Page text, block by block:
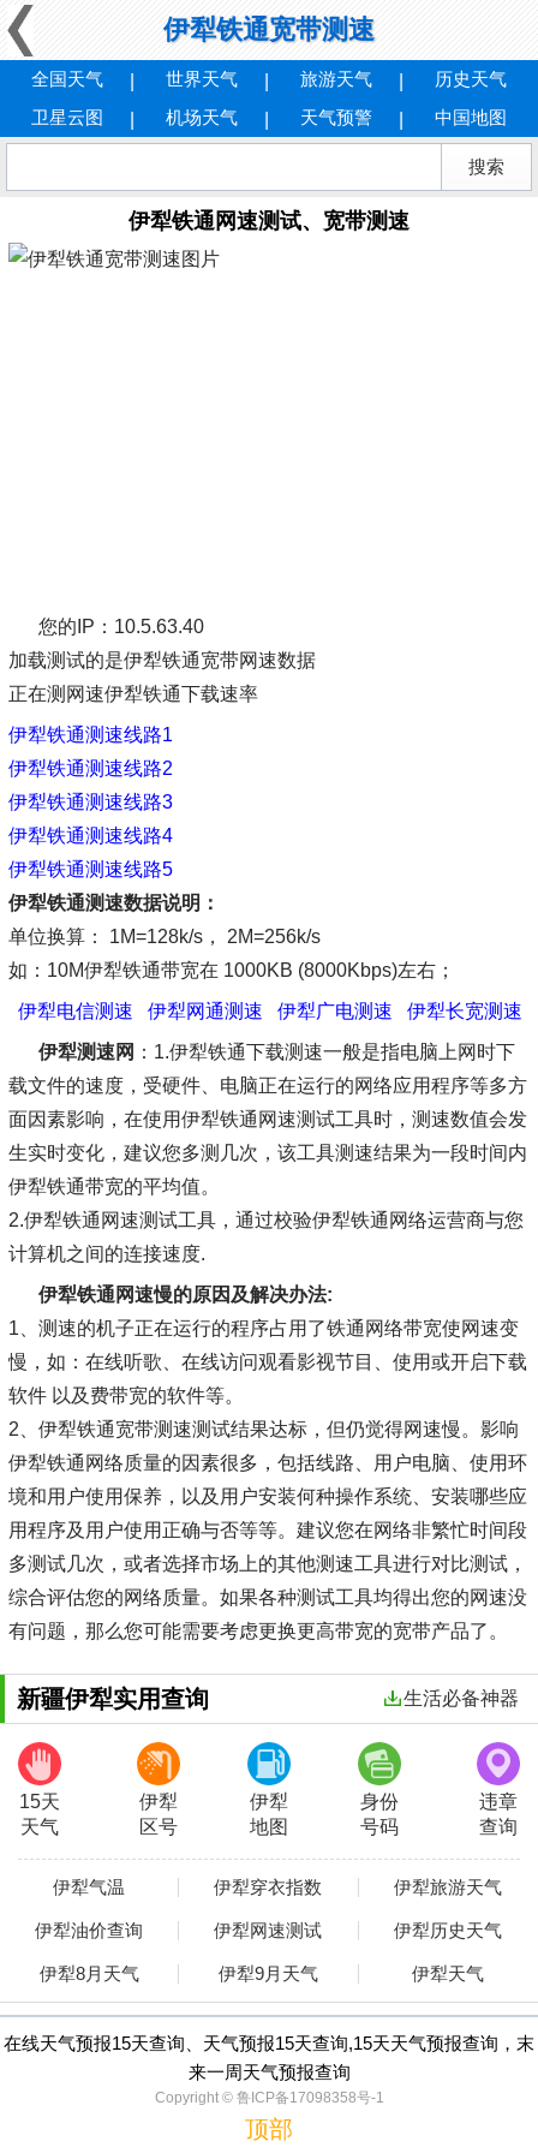
伊犁铁通宽带测速
全国天气 世界天气 旅游天气
历史天气
卫星云图
机场天气 天气预警 中国地图
伊犁铁通网速测试、宽带测速
您的IP：10.5.63.40
加载测试的是伊犁铁通宽带网速数据
正在测网速伊犁铁通下载速率
伊犁铁通测速线路1
伊犁铁通测速线路2
伊犁铁通测速线路3
伊犁铁通测速线路4
伊犁铁通测速线路5
伊犁铁通测速数据说明：
单位换算： 1M=128k/s， 2M=256k/s
如：10M伊犁铁通带宽在 1000KB (8000Kbps)左右；
伊犁电信测速
伊犁网通测速 伊犁广电测速
伊犁长宽测速
伊犁测速网 ：1.伊犁铁通下载测速一般是指电脑上网时下
载文件的速度，受硬件、电脑正在运行的网络应用程序等多方
面因素影响，在使用伊犁铁通网速测试工具时，测速数值会发
生实时变化，建议您多测几次，该工具测速结果为一段时间内
伊犁铁通带宽的平均值。
2.伊犁铁通网速测试工具，通过校验伊犁铁通网络运营商与您
计算机之间的连接速度.
伊犁铁通网速慢的原因及解决办法:
1、测速的机子正在运行的程序占用了铁通网络带宽使网速变
慢，如：在线听歌、在线访问观看影视节目、使用或开启下载
软件 以及费带宽的软件等。
2、伊犁铁通宽带测速测试结果达标，但仍觉得网速慢。影响
伊犁铁通网络质量的因素很多，包括线路、用户电脑、使用环
境和用户使用保养，以及用户安装何种操作系统、安装哪些应
用程序及用户使用正确与否等等。建议您在网络非繁忙时间段
多测试几次，或者选择市场上的其他测速工具进行对比测试，
综合评估您的网络质量。如果各种测试工具均得出您的网速没
有问题，那么您可能需要考虑更换更高带宽的宽带产品了。
新疆伊犁实用查询 生活必备神器
15天
天气
伊犁
区号
伊犁
地图
身份
号码
违章
查询
伊犁气温 伊犁穿衣指数 伊犁旅游天气
伊犁油价查询 伊犁网速测试 伊犁历史天气
伊犁8月天气 伊犁9月天气 伊犁天气
在线天气预报15天查询、天气预报15天查询,15天天气预报查询，末
来一周天气预报查询
Copyright © 鲁ICP备17098358号-1
顶部